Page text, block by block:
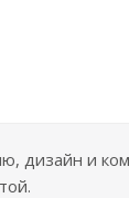
дизайн и